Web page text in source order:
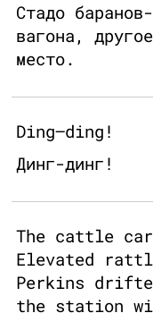
Стадо
вагона,
место.
Ding–ding!
Динг-динг!
The cattle
Elevated
Perkins
the station